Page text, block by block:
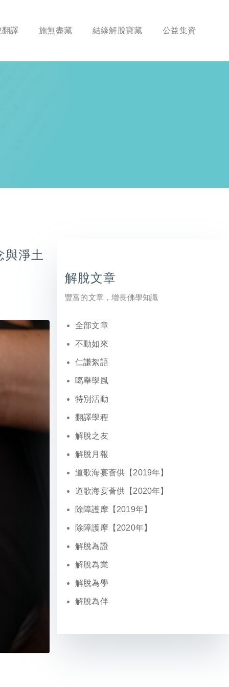
譯 施無盡藏 結緣解脫寶藏 公益集資
與淨土
解脫文章
豐富的文章，增長佛學知識
全部文章
不動如來
仁謙絮語
噶舉學風
特別活動
翻譯學程
解脫之友
解脫月報
道歌海宴薈供【2019年】
道歌海宴薈供【2020年】
除障護摩【2019年】
除障護摩【2020年】
解脫為證
解脫為業
解脫為學
解脫為伴